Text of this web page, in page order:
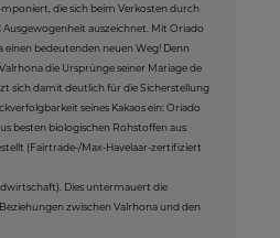
die sich beim Verkosten durch
auszeichnet. Mit Oriado
einen bedeutenden neuen Weg! Denn
die Ursprünge seiner Mariage de
sich damit deutlich für die Sicherstellung
seines Kakaos ein: Oriado
besten biologischen Rohstoffen aus
(Fairtrade-/Max-Havelaar-zertifiziert
Dies untermauert die
zwischen Valrhona und den